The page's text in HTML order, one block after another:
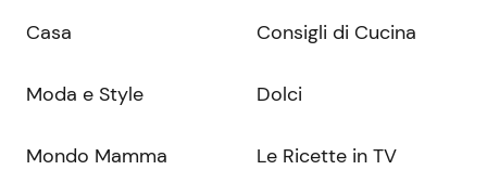
Casa
Moda e Style
Mondo Mamma
Consigli di Cucina
Dolci
Le Ricette in TV